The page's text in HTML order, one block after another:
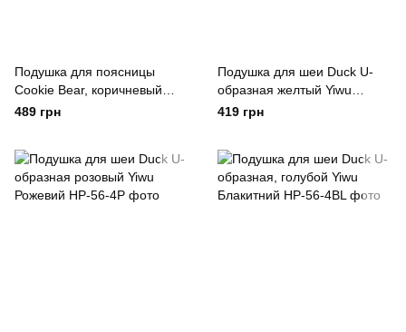
Подушка для поясницы
Cookie Bear, коричневый
Yiwu Коричневий
489 грн
Подушка для шеи Duck U-
образная желтый Yiwu
Жовтий
419 грн